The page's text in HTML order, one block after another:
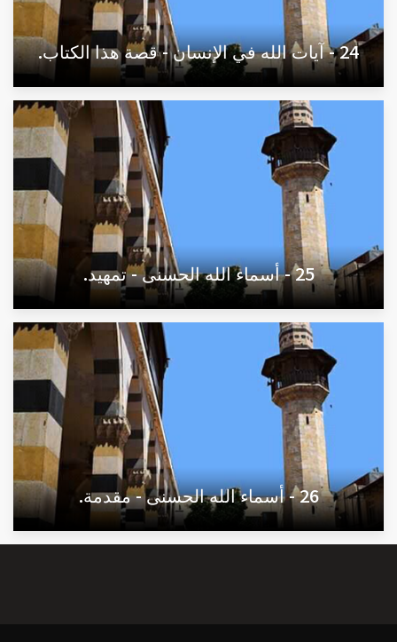
24 - آيات الله في الإنسان - قصة هذا الكتاب.
25 - أسماء الله الحسنى - تمهيد.
26 - أسماء الله الحسنى - مقدمة.